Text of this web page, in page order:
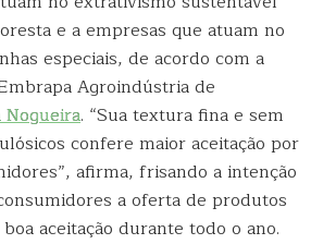
e a empresas que atuam no
especiais, de acordo com a
Agroindústria de
Nogueira. “Sua textura fina e sem
confere maior aceitação por
afirma, frisando a intenção
a oferta de produtos
aceitação durante todo o ano.